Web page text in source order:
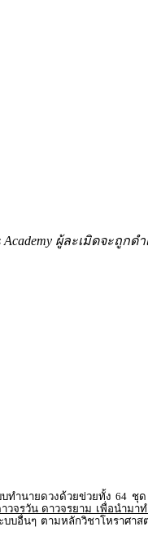
ผู้ละเมิดจะถูก
ทำนายดวงด้วยข่วยทั้ง 64 ชุ
จรวัน ดาวจรยาม เพื่อนำมา
บอื่นๆ ตามหลักวิชาโหราศา